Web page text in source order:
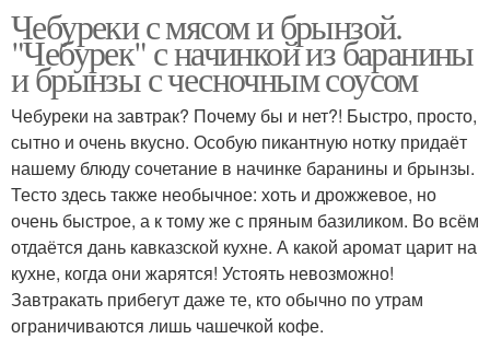
Чебуреки с мясом и брынзой.
"Чебурек" с начинкой из баранины
и брынзы с чесночным соусом
Чебуреки на завтрак? Почему бы и нет?! Быстро, просто,
сытно и очень вкусно. Особую пикантную нотку придаёт
нашему блюду сочетание в начинке баранины и брынзы.
Тесто здесь также необычное: хоть и дрожжевое, но
очень быстрое, а к тому же с пряным базиликом. Во всём
отдаётся дань кавказской кухне. А какой аромат царит на
кухне, когда они жарятся! Устоять невозможно!
Завтракать прибегут даже те, кто обычно по утрам
ограничиваются лишь чашечкой кофе.